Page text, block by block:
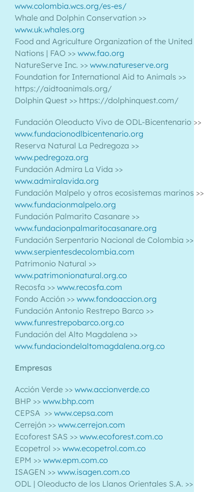
www.colombia.wcs.org/es-es/
Whale and Dolphin Conservation >>
www.uk.whales.org
Food and Agriculture Organization of the United
Nations | FAO >> www.fao.org
NatureServe Inc. >> www.natureserve.org
Foundation for International Aid to Animals >>
https://aidtoanimals.org/
Dolphin Quest >> https://dolphinquest.com/
Fundación Oleoducto Vivo de ODL-Bicentenario >>
www.fundacionodlbicentenario.org
Reserva Natural La Pedregoza >>
www.pedregoza.org
Fundación Admira La Vida >>
www.admiralavida.org
Fundación Malpelo y otros ecosistemas marinos >>
www.fundacionmalpelo.org
Fundación Palmarito Casanare >>
www.fundacionpalmaritocasanare.org
Fundación Serpentario Nacional de Colombia >>
www.serpientesdecolombia.com
Patrimonio Natural >>
www.patrimonionatural.org.co
Recosfa >> www.recosfa.com
Fondo Acción >> www.fondoaccion.org
Fundación Antonio Restrepo Barco >>
www.funrestrepobarco.org.co
Fundación del Alto Magdalena >>
www.fundaciondelaltomagdalena.org.co
Empresas
Acción Verde >> www.accionverde.co
BHP >> www.bhp.com
CEPSA >> www.cepsa.com
Cerrejón >> www.cerrejon.com
Ecoforest SAS >> www.ecoforest.com.co
Ecopetrol >> www.ecopetrol.com.co
EPM >> www.epm.com.co
ISAGEN >> www.isagen.com.co
ODL | Oleoducto de los Llanos Orientales S.A. >>